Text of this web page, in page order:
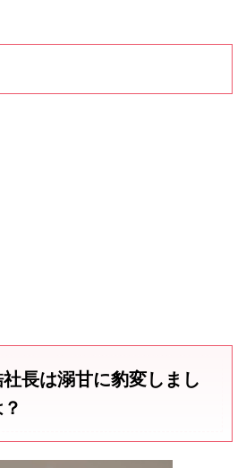
社長は溺甘に豹変しまし